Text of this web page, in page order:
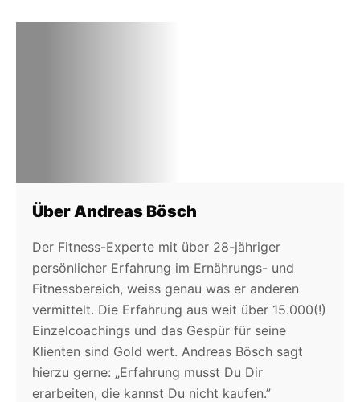
Über Andreas Bösch
Der Fitness-Experte mit über 28-jähriger
persönlicher Erfahrung im Ernährungs- und
Fitnessbereich, weiss genau was er anderen
vermittelt. Die Erfahrung aus weit über 15.000(!)
Einzelcoachings und das Gespür für seine
Klienten sind Gold wert. Andreas Bösch sagt
hierzu gerne: „Erfahrung musst Du Dir
erarbeiten, die kannst Du nicht kaufen.”